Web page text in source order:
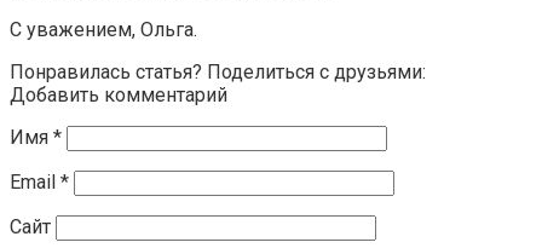
С уважением, Ольга.
Понравилась статья? Поделиться с друзьями:
Добавить комментарий
Имя *
Email *
Сайт